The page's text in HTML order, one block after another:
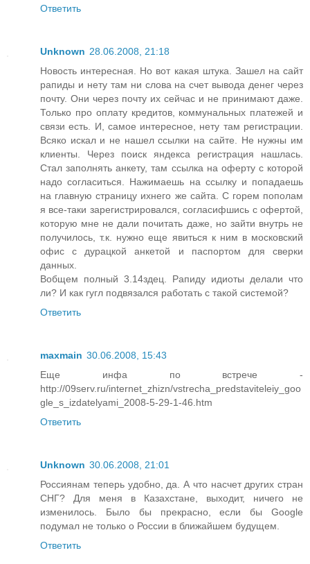
Ответить
Unknown 28.06.2008, 21:18
Новость интересная. Но вот какая штука. Зашел на сайт
рапиды и нету там ни слова на счет вывода денег через
почту. Они через почту их сейчас и не принимают даже.
Только про оплату кредитов, коммунальных платежей и
связи есть. И, самое интересное, нету там регистрации.
Всяко искал и не нашел ссылки на сайте. Не нужны им
клиенты. Через поиск яндекса регистрация нашлась.
Стал заполнять анкету, там ссылка на оферту с которой
надо согласиться. Нажимаешь на ссылку и попадаешь
на главную страницу ихнего же сайта. С горем пополам
я все-таки зарегистрировался, согласифшись с офертой,
которую мне не дали почитать даже, но зайти внутрь не
получилось, т.к. нужно еще явиться к ним в московский
офис с дурацкой анкетой и паспортом для сверки
данных.
Вобщем полный 3.14здец. Рапиду идиоты делали что
ли? И как гугл подвязался работать с такой системой?
Ответить
maxmain 30.06.2008, 15:43
Еще инфа по встрече -
http://09serv.ru/internet_zhizn/vstrecha_predstaviteleiy_goo
gle_s_izdatelyami_2008-5-29-1-46.htm
Ответить
Unknown 30.06.2008, 21:01
Россиянам теперь удобно, да. А что насчет других стран
СНГ? Для меня в Казахстане, выходит, ничего не
изменилось. Было бы прекрасно, если бы Google
подумал не только о России в ближайшем будущем.
Ответить